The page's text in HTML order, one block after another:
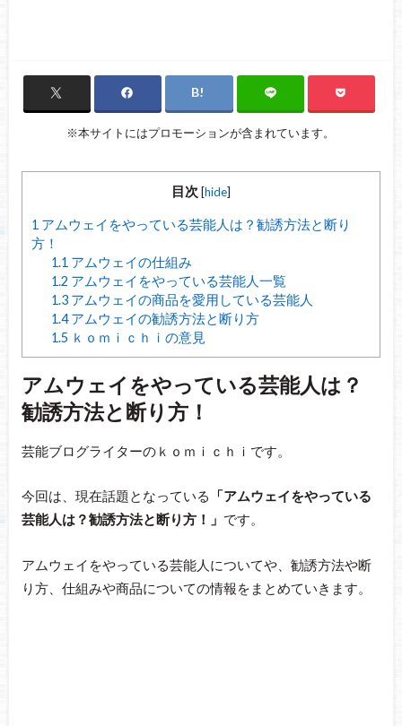
※本サイトにはプロモーションが含まれています。
目次 [hide]
1 アムウェイをやっている芸能人は？勧誘方法と断り
方！
1.1 アムウェイの仕組み
1.2 アムウェイをやっている芸能人一覧
1.3アムウェイの商品を愛用している芸能人
1.4アムウェイの勧誘方法と断り方
1.5ｋｏｍｉｃｈｉの意見
アムウェイをやっている芸能人は？
勧誘方法と断り方！
芸能ブログライターのｋｏｍｉｃｈｉです。
今回は、現在話題となっている 「アムウェイをやっている
芸能人は？勧誘方法と断り方！」 です。
アムウェイをやっている芸能人についてや、勧誘方法や断
り方、仕組みや商品についての情報をまとめていきます。